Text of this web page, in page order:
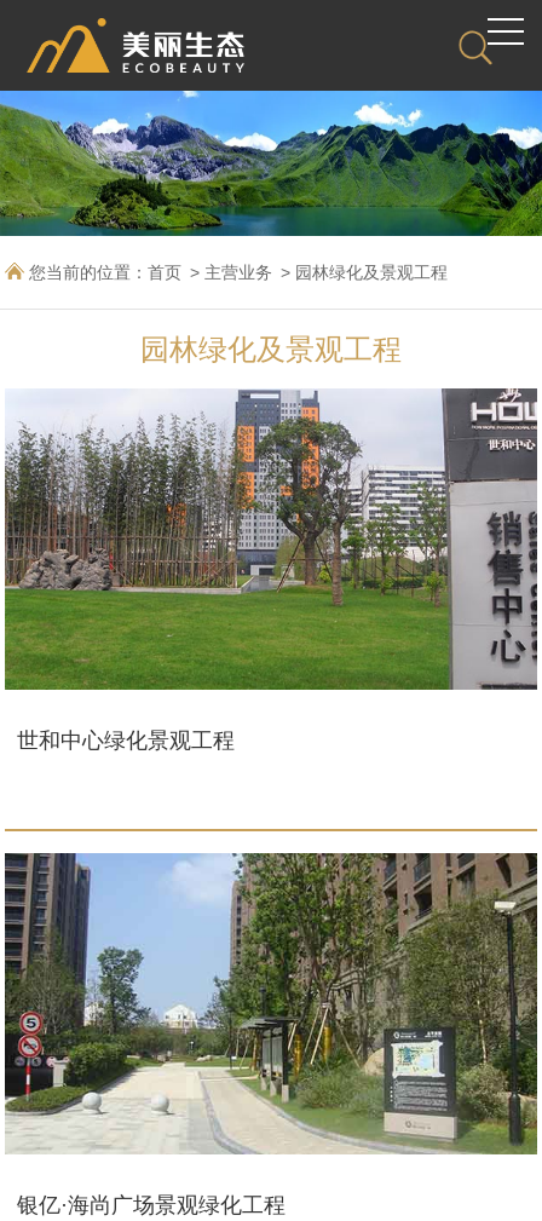
您当前的位置：首页 主营业务 园林绿化及景观工程
园林绿化及景观工程
世和中心绿化景观工程
银亿·海尚广场景观绿化工程